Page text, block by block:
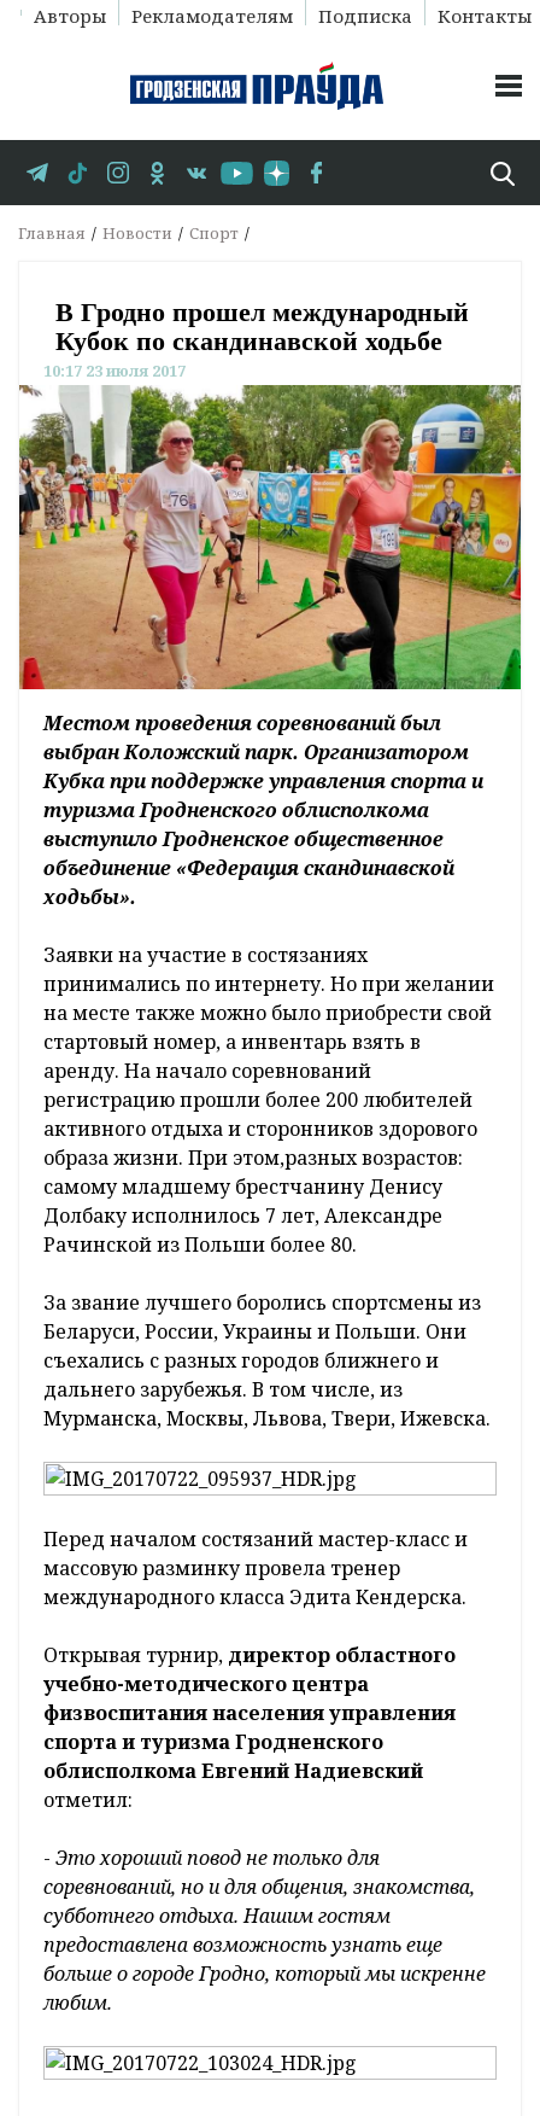
Авторы Рекламодателям Подписка Контакты
Главная Новости Спорт
В Гродно прошел международный
Кубок по скандинавской ходьбе
10:17 23 июля 2017
Местом проведения соревнований был
выбран Коложский парк. Организатором
Кубка при поддержке управления спорта и
туризма Гродненского облисполкома
выступило Гродненское общественное
объединение «Федерация скандинавской
ходьбы».
Заявки на участие в состязаниях
принимались по интернету. Но при желании
на месте также можно было приобрести свой
стартовый номер, а инвентарь взять в
аренду. На начало соревнований
регистрацию прошли более 200 любителей
активного отдыха и сторонников здорового
образа жизни. При этом,разных возрастов:
самому младшему брестчанину Денису
Долбаку исполнилось 7 лет, Александре
Рачинской из Польши более 80.
За звание лучшего боролись спортсмены из
Беларуси, России, Украины и Польши. Они
съехались с разных городов ближнего и
дальнего зарубежья. В том числе, из
Мурманска, Москвы, Львова, Твери, Ижевска.
Перед началом состязаний мастер-класс и
массовую разминку провела тренер
международного класса Эдита Кендерска.
Открывая турнир, директор областного
учебно-методического центра
физвоспитания населения управления
спорта и туризма Гродненского
облисполкома Евгений Надиевский
отметил:
- Это хороший повод не только для
соревнований, но и для общения, знакомства,
субботнего отдыха. Нашим гостям
предоставлена возможность узнать еще
больше о городе Гродно, который мы искренне
любим.